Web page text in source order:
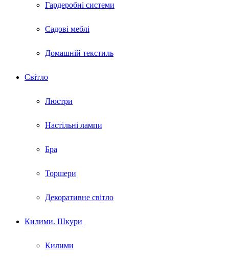
Гардеробні системи
Садові меблі
Домашній текстиль
Світло
Люстри
Настільні лампи
Бра
Торшери
Декоративне світло
Килими. Шкури
Килими